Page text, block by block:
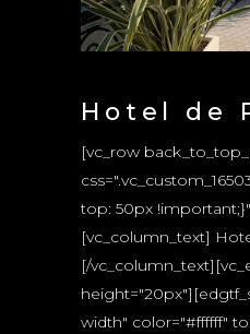
Hotel de
[vc_row
top: 50px
[vc_column_text]
[/
width" color="#ffffff"